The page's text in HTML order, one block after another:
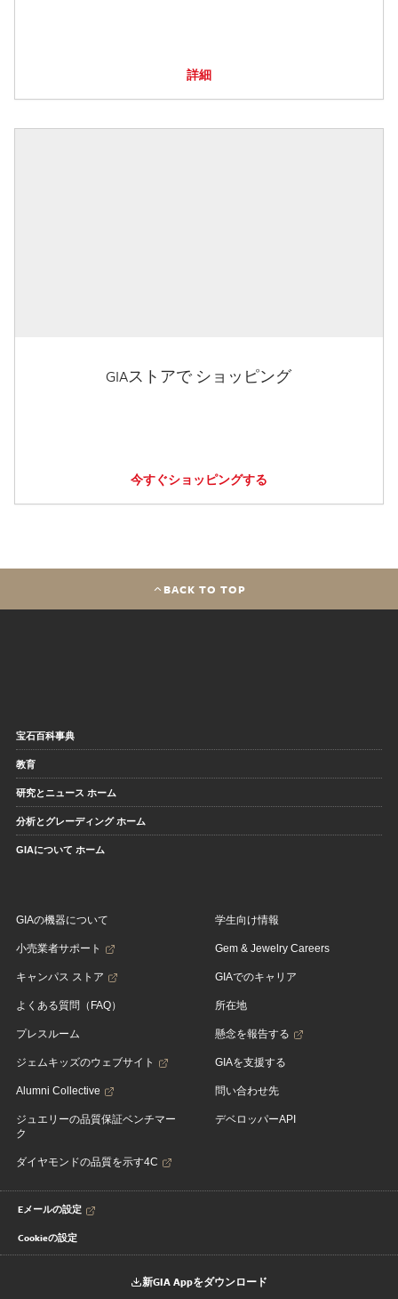
詳細
GIAストアで ショッピング
今すぐショッピングする
BACK TO TOP
宝石百科事典
教育
研究とニュース ホーム
分析とグレーディング ホーム
GIAについて ホーム
GIAの機器について
小売業者サポート
キャンパス ストア
よくある質問（FAQ）
プレスルーム
ジェムキッズのウェブサイト
Alumni Collective
ジュエリーの品質保証ベンチマー
ク
ダイヤモンドの品質を示す4C
学生向け情報
Gem & Jewelry Careers
GIAでのキャリア
所在地
懸念を報告する
GIAを支援する
問い合わせ先
デベロッパーAPI
Eメールの設定
Cookieの設定
新GIA Appをダウンロード